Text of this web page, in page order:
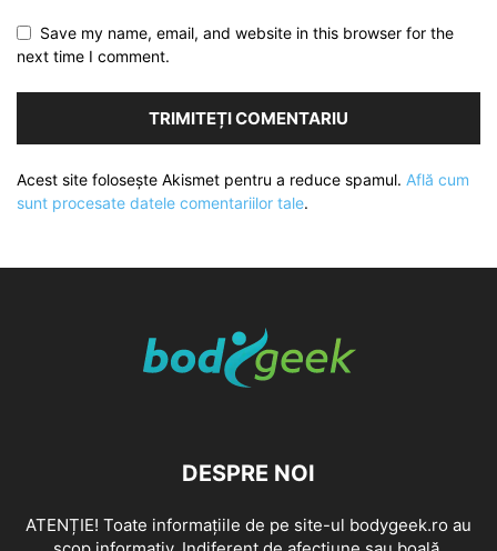
Save my name, email, and website in this browser for the
next time I comment.
Acest site folosește Akismet pentru a reduce spamul. Află cum
sunt procesate datele comentariilor tale.
DESPRE NOI
ATENȚIE! Toate informațiile de pe site-ul bodygeek.ro au